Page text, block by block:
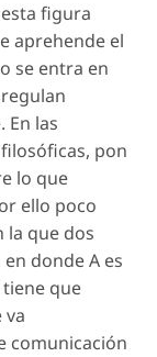
figura
aprehende el
se entra en
En las
pon
lo que
ello poco
la que dos
donde A es
que
va
comunicación